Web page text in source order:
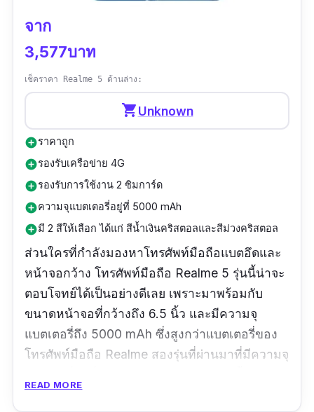
จาก
3,577บาท
เช็คราคา Realme 5 ด้านล่าง:
shopping_cartUnknown
add_circleราคาถูก
add_circleรองรับเครือข่าย 4G
add_circleรองรับการใช้งาน 2 ซิมการ์ด
add_circleความจุแบตเตอรี่อยู่ที่ 5000 mAh
add_circleมี 2 สีให้เลือก ได้แก่ สีน้ำเงินคริสตอลและสีม่วงคริสตอล
ส่วนใครที่กำลังมองหาโทรศัพท์มือถือแบตอึดและ
หน้าจอกว้าง โทรศัพท์มือถือ Realme 5 รุ่นนี้น่าจะ
ตอบโจทย์ได้เป็นอย่างดีเลย เพราะมาพร้อมกับ
ขนาดหน้าจอที่กว้างถึง 6.5 นิ้ว และมีความจุ
แบตเตอรี่ถึง 5000 mAh ซึ่งสูงกว่าแบตเตอรี่ของ
โทรศัพท์มือถือ Realme สองรุ่นที่ผ่านมาที่มีความจุ
READ MORE